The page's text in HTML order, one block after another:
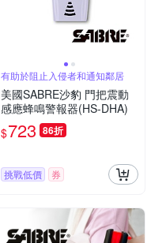
有助於阻止入侵者和通知鄰居
美國SABRE沙豹 門把震動
感應蜂鳴警報器(HS-DHA)
$723 86折
挑戰低價 券